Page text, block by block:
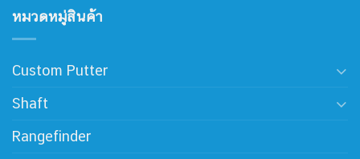
หมวดหมู่สินค้า
Custom Putter
Shaft
Rangefinder